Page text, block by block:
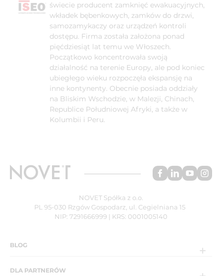
świecie producent zamknięć ewakuacyjnych,
wkładek bębenkowych, zamków do drzwi,
samozamykaczy oraz urządzeń kontroli
dostępu. Firma została założona ponad
pięćdziesiąt lat temu we Włoszech.
Początkowo koncentrowała swoją
działalność na terenie Europy, ale pod koniec
ubiegłego wieku rozpoczęła ekspansję na
inne kontynenty. Obecnie posiada oddziały
na Bliskim Wschodzie, w Malezji, Chinach,
Republice Południowej Afryki, a także w
Kolumbii i Peru.
NOVET Spółka z o.o.
PL 95-030 Rzgów Gospodarz, ul. Cegielniana 15
NIP: 7291666999 | KRS: 0001005140
BLOG
DLA PARTNERÓW